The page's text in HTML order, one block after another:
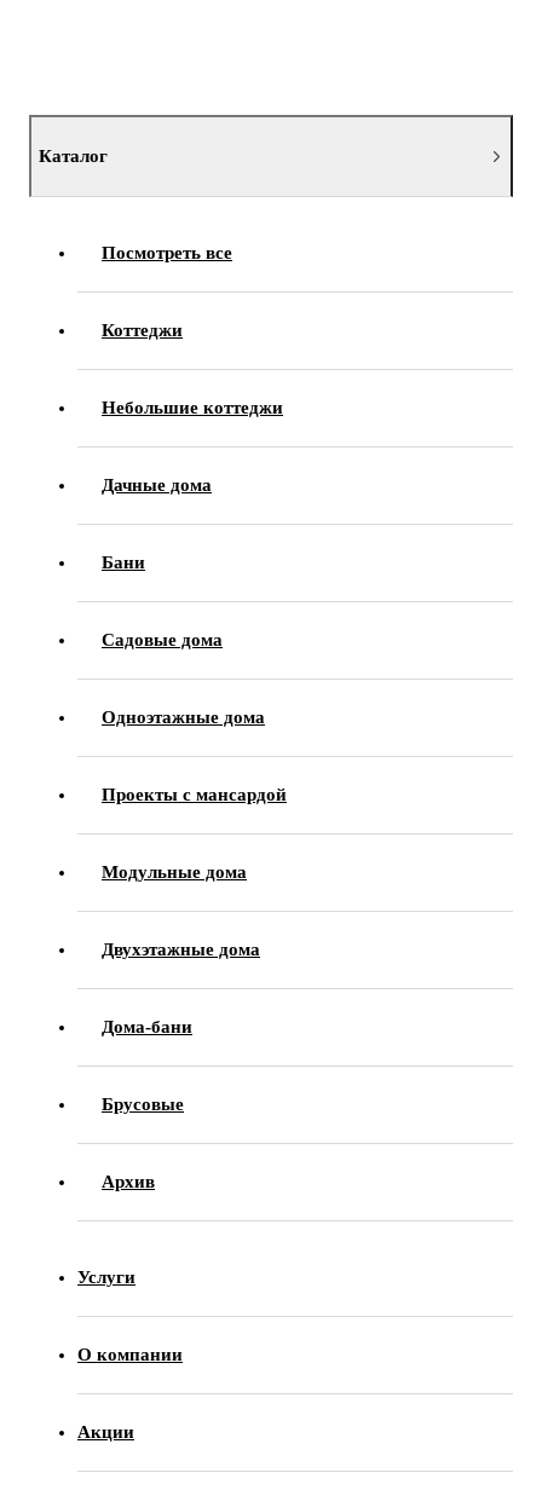
Каталог
Посмотреть все
Коттеджи
Небольшие коттеджи
Дачные дома
Бани
Садовые дома
Одноэтажные дома
Проекты с мансардой
Модульные дома
Двухэтажные дома
Дома-бани
Брусовые
Архив
Услуги
О компании
Акции